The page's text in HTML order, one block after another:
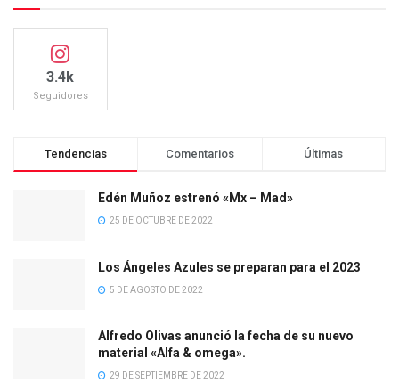
3.4k
Seguidores
Tendencias Comentarios Últimas
Edén Muñoz estrenó «Mx – Mad»
25 DE OCTUBRE DE 2022
Los Ángeles Azules se preparan para el 2023
5 DE AGOSTO DE 2022
Alfredo Olivas anunció la fecha de su nuevo
material «Alfa & omega».
29 DE SEPTIEMBRE DE 2022